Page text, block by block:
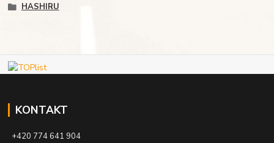
HASHIRU
KONTAKT
+420 774 641 904